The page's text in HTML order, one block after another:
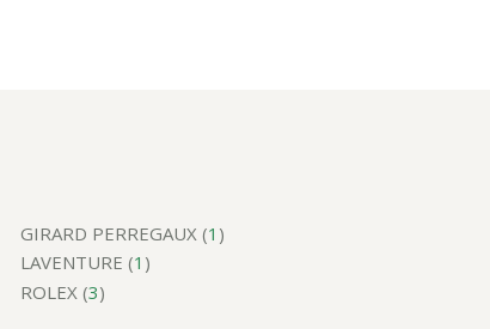
GIRARD PERREGAUX (1 )
LAVENTURE (1 )
ROLEX (3)